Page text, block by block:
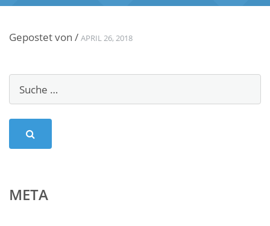
Gepostet von / APRIL 26, 2018
META